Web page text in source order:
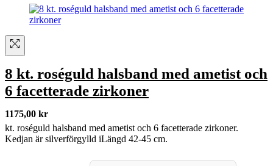
8 kt. roséguld halsband med ametist och
6 facetterade zirkoner
1175,00 kr
kt. roséguld halsband med ametist och 6 facetterade zirkoner.
Kedjan är silverförgylld iLängd 42-45 cm.